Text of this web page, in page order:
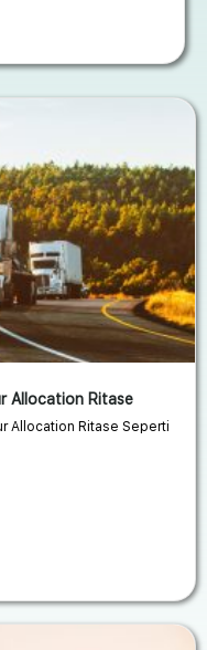
Allocation Ritase
Allocation Ritase Seperti